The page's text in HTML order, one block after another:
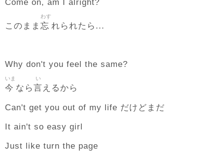
Come on, am I alright?
このまま 忘
わす
れられたら...
Why don't you feel the same?
今
いま
なら言
い
えるから
Can't get you out of my life だけどまだ
It ain't so easy girl
Just like turn the page